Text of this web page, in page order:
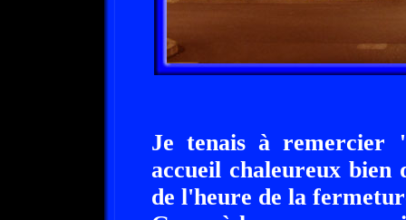
Je tenais à remercier
accueil chaleureux bien
de l'heure de la